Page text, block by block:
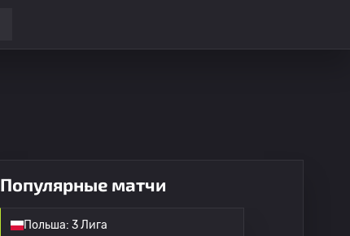
Популярные матчи
Польша: 3 Лига